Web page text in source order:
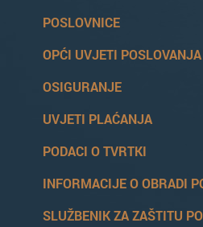
POSLOVNICE
OPĆI UVJETI POSLOVANJA
OSIGURANJE
UVJETI PLAĆANJA
PODACI O TVRTKI
INFORMACIJE O OBRADI
SLUŽBENIK ZA ZAŠTITU